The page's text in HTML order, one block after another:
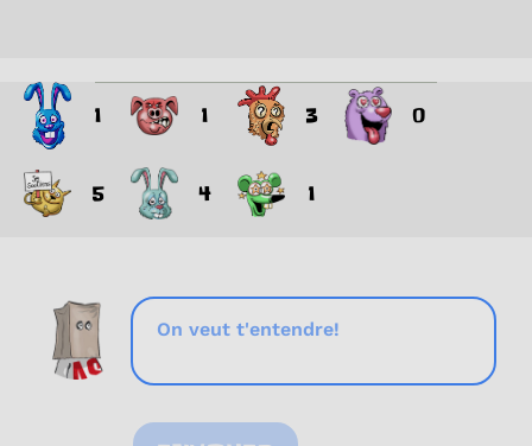
1 1 3 0
5 4 1